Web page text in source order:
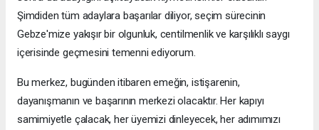
Şimdiden tüm adaylara başarılar diliyor, seçim sürecinin
Gebze'mize yakışır bir olgunluk, centilmenlik ve karşılıklı saygı
içerisinde geçmesini temenni ediyorum.
Bu merkez, bugünden itibaren emeğin, istişarenin,
dayanışmanın ve başarının merkezi olacaktır. Her kapıyı
samimiyetle çalacak, her üyemizi dinleyecek, her adımımızı